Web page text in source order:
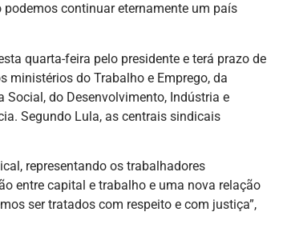
podemos continuar eternamente um país
quarta-feira pelo presidente e terá prazo de
ministérios do Trabalho e Emprego, da
Social, do Desenvolvimento, Indústria e
Segundo Lula, as centrais sindicais
representando os trabalhadores
entre capital e trabalho e uma nova relação
ser tratados com respeito e com justiça”,